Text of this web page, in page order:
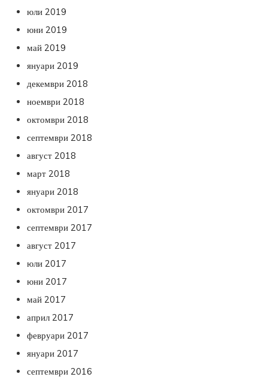
юли 2019
юни 2019
май 2019
януари 2019
декември 2018
ноември 2018
октомври 2018
септември 2018
август 2018
март 2018
януари 2018
октомври 2017
септември 2017
август 2017
юли 2017
юни 2017
май 2017
април 2017
февруари 2017
януари 2017
септември 2016